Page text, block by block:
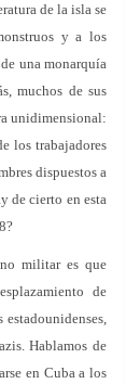
de la isla se
y a los
una monarquía
muchos de sus
unidimensional:
los trabajadores
dispuestos a
de cierto en esta
militar es que
de
Hablamos de
en Cuba a los